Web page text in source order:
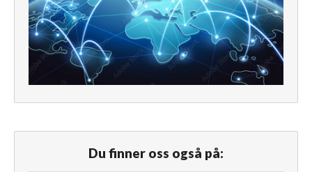
Du finner oss også på: